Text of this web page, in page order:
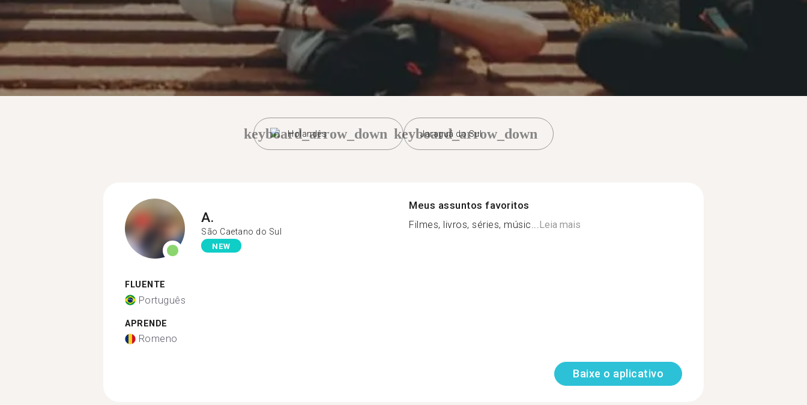
Holandês
keyboard_arrow_down Jaraguá do Sul
keyboard_arrow_down
A.
São Caetano do Sul
NEW
FLUENTE
Português
APRENDE
Romeno
Meus assuntos favoritos
Filmes, livros, séries, músic...Leia mais
Baixe o aplicativo